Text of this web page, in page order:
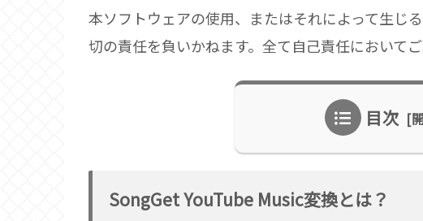
本ソフトウェアの使用、またはそれによって生じ
切の責任を負いかねます。全て自己責任において
目次
SongGet YouTube Music変換とは？